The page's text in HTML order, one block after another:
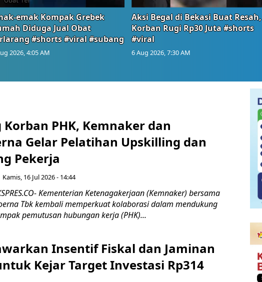
emak Kompak Grebek
Diduga Jual Obat
#shorts #viral #subang
2026, 4:05 AM
Aksi Begal di Bekasi Buat Resah,
Korban Rugi Rp30 Juta #shorts
#viral
6 Aug 2026, 7:30 AM
PHK, Kemnaker dan
Gelar Pelatihan Upskilling dan
Pekerja
Kamis, 16 Jul 2026 - 14:44
Kementerian Ketenagakerjaan (Kemnaker) bersama
Tbk kembali memperkuat kolaborasi dalam mendukung
pemutusan hubungan kerja (PHK)...
Insentif Fiskal dan Jaminan
Kejar Target Investasi Rp314